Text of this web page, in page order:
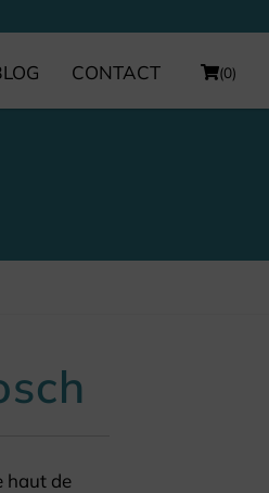
CONTACT (0)
haut de